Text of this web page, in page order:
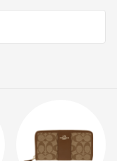
美味しい空気と綺麗な
上で、毎日バッタバタ
くお願いします！